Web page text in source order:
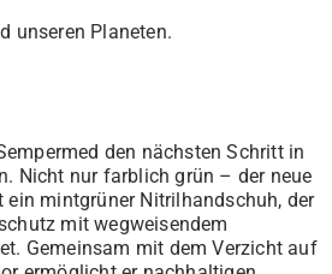
unseren Planeten.
den nächsten Schritt in
Nicht nur farblich grün – der neue
ein mintgrüner Nitrilhandschuh, der
mit wegweisendem
Gemeinsam mit dem Verzicht auf